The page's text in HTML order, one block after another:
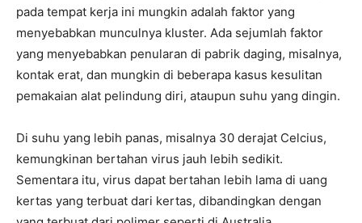
pada tempat kerja ini mungkin adalah faktor yang
menyebabkan munculnya kluster. Ada sejumlah faktor
yang menyebabkan penularan di pabrik daging, misalnya,
kontak erat, dan mungkin di beberapa kasus kesulitan
pemakaian alat pelindung diri, ataupun suhu yang dingin.
Di suhu yang lebih panas, misalnya 30 derajat Celcius,
kemungkinan bertahan virus jauh lebih sedikit.
Sementara itu, virus dapat bertahan lebih lama di uang
kertas yang terbuat dari kertas, dibandingkan dengan